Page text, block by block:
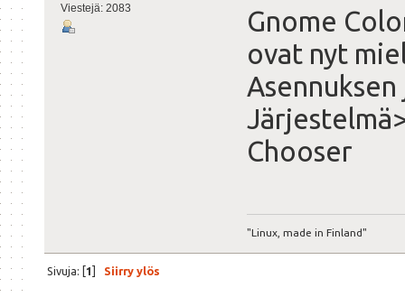
Viestejä: 2083
Gnome
ovat nyt
Chooser
"Linux, made in Finland"
Sivuja: [1] Siirry ylös